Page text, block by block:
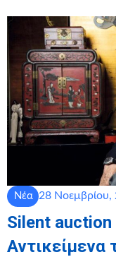
Νέα 28 Νοεμβρίου,
Silent
Αντικείμενα